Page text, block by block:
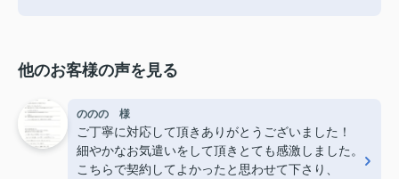
他のお客様の声を見る
ののの 様
ご丁寧に対応して頂きありがとうございました！
細やかなお気遣いをして頂きとても感激しました。
こちらで契約してよかったと思わせて下さり、